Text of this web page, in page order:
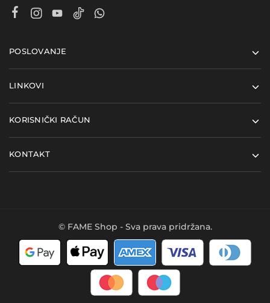
POSLOVANJE
LINKOVI
KORISNIČKI RAČUN
KONTAKT
© FAME Shop - Sva prava pridržana.
Kupi ovaj proizvod i
- u
Dodaj u košaricu